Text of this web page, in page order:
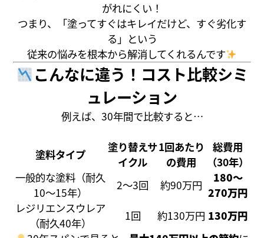
がれにくい！
つまり、「塗ってすぐはキレイだけど、すぐ劣化す
る」という
従来の悩みを根本から解消してくれるんです
こんなに違う！コスト比較シミ
ュレーション
例えば、30年間で比較すると…
塗料タイプ
塗り替えサ
イクル
1回あたり
の費用
総費用
（30年）
一般的な塗料（耐久
10〜15年）
2〜3回 約90万円
180〜
270万円
レジリエンスウレア
（耐久40年）
1回 約130万円 130万円